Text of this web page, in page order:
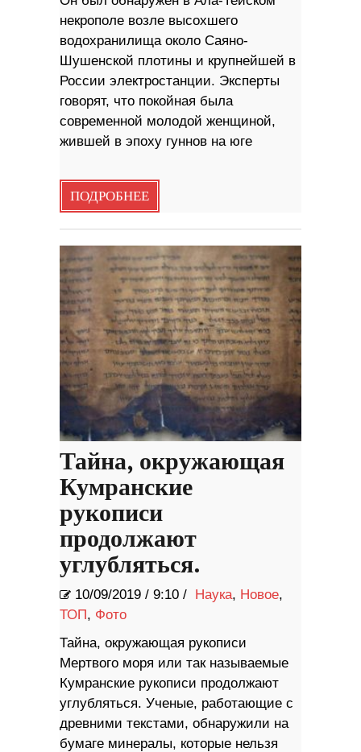
некрополе возле высохшего
водохранилища около Саяно-
Шушенской плотины и крупнейшей в
России электростанции. Эксперты
говорят, что покойная была
современной молодой женщиной,
жившей в эпоху гуннов на юге
ПОДРОБНЕЕ
Тайна, окружающая
Кумранские
рукописи
продолжают
углубляться.
10/09/2019 / 9:10 / Наука, Новое,
ТОП, Фото
Тайна, окружающая рукописи
Мертвого моря или так называемые
Кумранские рукописи продолжают
углубляться. Ученые, работающие с
древними текстами, обнаружили на
бумаге минералы, которые нельзя